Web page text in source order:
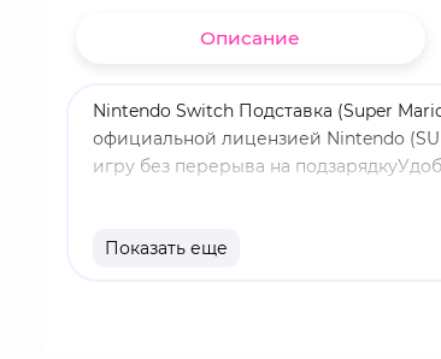
Описание
Nintendo Switch Подставка (Super
официальной лицензией Nintendo
игру без перерыва на
Показать еще